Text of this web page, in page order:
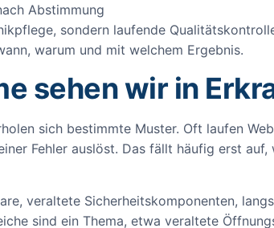
Abstimmung
sondern laufende
warum und mit welchem Ergebnis.
sehen wir in
sich bestimmte Muster. Oft laufen
Fehler auslöst. Das fällt häufig erst
veraltete Sicherheitskomponenten,
sind ein Thema, etwa veraltete